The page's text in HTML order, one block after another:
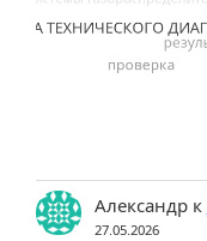
Александрк
27.05.2026